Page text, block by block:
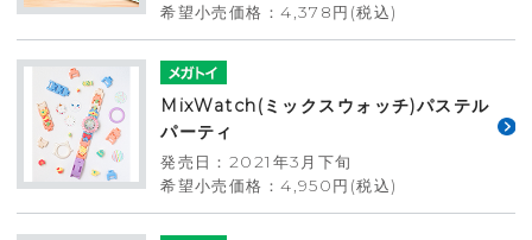
希望小売価格：4,378円(税込)
MixWatch(ミックスウォッチ)パステル
パーティ
発売日：2021年3月下旬
希望小売価格：4,950円(税込)